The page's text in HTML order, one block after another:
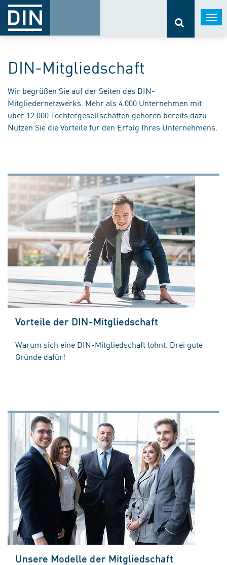
DIN-Mitgliedschaft
Wir begrüßen Sie auf der Seiten des DIN-
Mitgliedernetzwerks. Mehr als 4.000 Unternehmen mit
über 12.000 Tochtergesellschaften gehören bereits dazu.
Nutzen Sie die Vorteile für den Erfolg Ihres Unternehmens.
Vorteile der DIN-Mitgliedschaft
Warum sich eine DIN-Mitgliedschaft lohnt. Drei gute
Gründe dafür!
Unsere Modelle der Mitgliedschaft